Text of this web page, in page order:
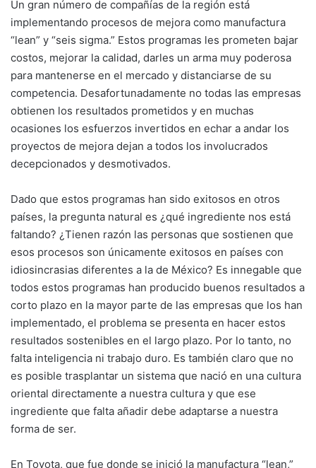
Un gran número de compañías de la región está
implementando procesos de mejora como manufactura
“lean” y “seis sigma.” Estos programas les prometen bajar
costos, mejorar la calidad, darles un arma muy poderosa
para mantenerse en el mercado y distanciarse de su
competencia. Desafortunadamente no todas las empresas
obtienen los resultados prometidos y en muchas
ocasiones los esfuerzos invertidos en echar a andar los
proyectos de mejora dejan a todos los involucrados
decepcionados y desmotivados.
Dado que estos programas han sido exitosos en otros
países, la pregunta natural es ¿qué ingrediente nos está
faltando? ¿Tienen razón las personas que sostienen que
esos procesos son únicamente exitosos en países con
idiosincrasias diferentes a la de México? Es innegable que
todos estos programas han producido buenos resultados a
corto plazo en la mayor parte de las empresas que los han
implementado, el problema se presenta en hacer estos
resultados sostenibles en el largo plazo. Por lo tanto, no
falta inteligencia ni trabajo duro. Es también claro que no
es posible trasplantar un sistema que nació en una cultura
oriental directamente a nuestra cultura y que ese
ingrediente que falta añadir debe adaptarse a nuestra
forma de ser.
En Toyota, que fue donde se inició la manufactura “lean,”